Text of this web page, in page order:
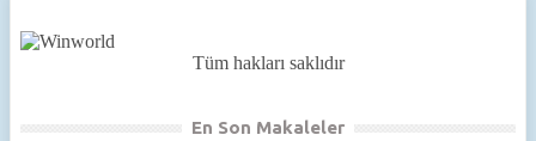
Tüm hakları saklıdır
En Son Makaleler